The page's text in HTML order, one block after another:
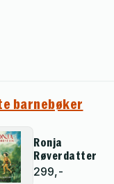
barnebøker
Ronja
Røverdatter
299,-